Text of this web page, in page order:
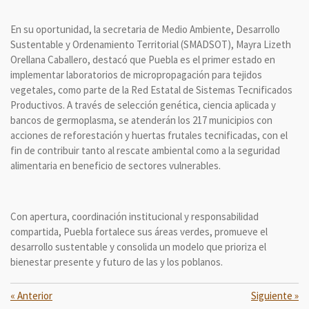
En su oportunidad, la secretaria de Medio Ambiente, Desarrollo
Sustentable y Ordenamiento Territorial (SMADSOT), Mayra Lizeth
Orellana Caballero, destacó que Puebla es el primer estado en
implementar laboratorios de micropropagación para tejidos
vegetales, como parte de la Red Estatal de Sistemas Tecnificados
Productivos. A través de selección genética, ciencia aplicada y
bancos de germoplasma, se atenderán los 217 municipios con
acciones de reforestación y huertas frutales tecnificadas, con el
fin de contribuir tanto al rescate ambiental como a la seguridad
alimentaria en beneficio de sectores vulnerables.
Con apertura, coordinación institucional y responsabilidad
compartida, Puebla fortalece sus áreas verdes, promueve el
desarrollo sustentable y consolida un modelo que prioriza el
bienestar presente y futuro de las y los poblanos.
« Anterior Siguiente »